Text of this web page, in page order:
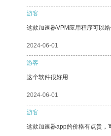
游客
这款加速器VPM应用程序可以
2024-06-01
游客
这个软件很好用
2024-06-01
游客
这款加速器app的价格有点贵，